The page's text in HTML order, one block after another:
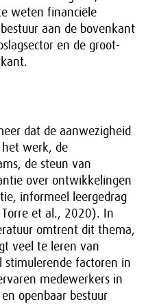
weten financiële
aan de bovenkant
en de groot-
dat de aanwezigheid
werk, de
de steun van
over ontwikkelingen
informeel leergedrag
et al., 2020). In
omtrent dit thema,
veel te leren van
factoren in
medewerkers in
openbaar bestuur